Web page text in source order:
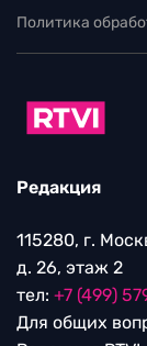
Политика
Редакция
115280, г.
д. 26, этаж 2
тел: +7 (499)
Для общих